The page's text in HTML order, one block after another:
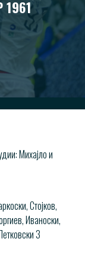
Михајло и
Стојков,
Иваноски,
3